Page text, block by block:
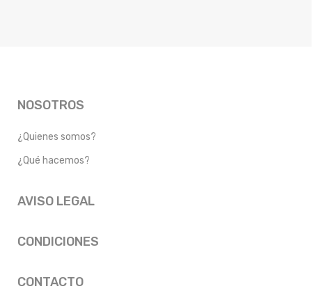
NOSOTROS
¿Quienes somos?
¿Qué hacemos?
AVISO LEGAL
CONDICIONES
CONTACTO